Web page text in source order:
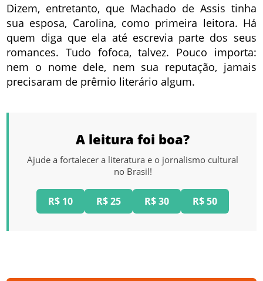
Dizem, entretanto, que Machado de Assis tinha
sua esposa, Carolina, como primeira leitora. Há
quem diga que ela até escrevia parte dos seus
romances. Tudo fofoca, talvez. Pouco importa:
nem o nome dele, nem sua reputação, jamais
precisaram de prêmio literário algum.
A leitura foi boa?
Ajude a fortalecer a literatura e o jornalismo cultural
no Brasil!
R$ 10 R$ 25 R$ 30 R$ 50